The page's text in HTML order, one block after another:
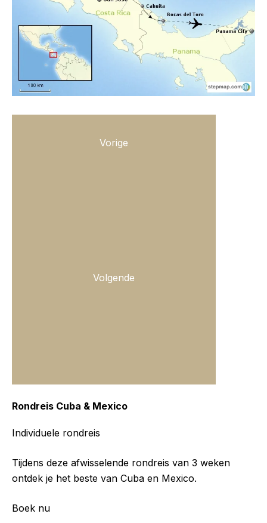
Vorige
Volgende
Rondreis Cuba & Mexico
Individuele rondreis
Tijdens deze afwisselende rondreis van 3 weken
ontdek je het beste van Cuba en Mexico.
Boek nu